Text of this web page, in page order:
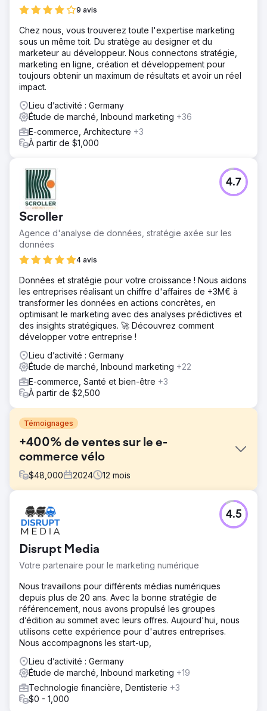
9 avis
Chez nous, vous trouverez toute l'expertise marketing
sous un même toit. Du stratège au designer et du
marketeur au développeur. Nous connectons stratégie,
marketing en ligne, création et développement pour
toujours obtenir un maximum de résultats et avoir un réel
impact.
Lieu d’activité : Germany
Étude de marché, Inbound marketing +36
E-commerce, Architecture +3
À partir de $1,000
Scroller
Agence d'analyse de données, stratégie axée sur les
données
4 avis
4.7
Données et stratégie pour votre croissance ! Nous aidons
les entreprises réalisant un chiffre d'affaires de +3M€ à
transformer les données en actions concrètes, en
optimisant le marketing avec des analyses prédictives et
des insights stratégiques. 🚀 Découvrez comment
développer votre entreprise !
Lieu d’activité : Germany
Étude de marché, Inbound marketing +22
E-commerce, Santé et bien-être +3
À partir de $2,500
Témoignages
+400% de ventes sur le e-
commerce vélo
$48,000 2024 12 mois
Défi
Taddei Store e Service, entreprise toscane historique et
magasin d'élite de vélos Specialized, nous a confié un
de vente crucial qui reflète l'excellence du magasin
physique. L’objectif était clair : créer une boutique en
ligne reflétant la qualité et le professionnalisme de la
marque, augmentant les ventes sur le web.
Solution
Nous avons travaillé sur plusieurs fronts, en commençant
par une analyse approfondie du marché pour
comprendre le paysage concurrentiel. Par la suite, nous
avons développé une plateforme Woocommerce, créé
une conception UX/UI de pointe, mis en œuvre une
stratégie de positionnement SEO et géré des campagnes
ciblées de Search Ads et de Meta Ads. Enfin, nous
mettons en place des outils d’analyse Web pour suivre
les résultats en temps réel.
Disrupt Media
Votre partenaire pour le marketing numérique
4.5
Nous travaillons pour différents médias numériques
depuis plus de 20 ans. Avec la bonne stratégie de
référencement, nous avons propulsé les groupes
d’édition au sommet avec leurs offres. Aujourd'hui, nous
utilisons cette expérience pour d'autres entreprises.
Nous accompagnons les start-up,
Lieu d’activité : Germany
Étude de marché, Inbound marketing +19
Technologie financière, Dentisterie +3
$0 - 1,000